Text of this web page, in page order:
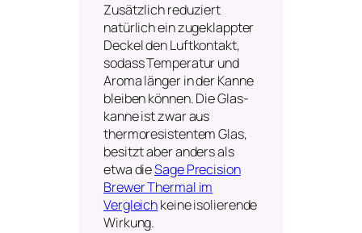
Zusätzlich reduziert
natürlich ein zugeklappter
Deckel den Luftkontakt,
sodass Temperatur und
Aroma länger in der Kanne
bleiben können. Die Glas­
kanne ist zwar aus
thermoresistentem Glas,
besitzt aber anders als
etwa dieSage Precision
Brewer Thermal im
Vergleichkeine isolierende
Wirkung.